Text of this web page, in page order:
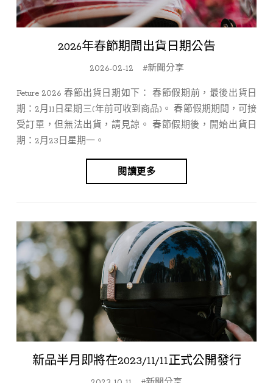
2026年春節期間出貨日期公告
2026-02-12 #新聞分享
Feture 2026 春節出貨日期如下： 春節假期前，最後出貨日
期：2月11日星期三(年前可收到商品)。 春節假期期間，可接
受訂單，但無法出貨，請見諒。 春節假期後，開始出貨日
期：2月23日星期一。
閱讀更多
新品半月即將在2023/11/11正式公開發行